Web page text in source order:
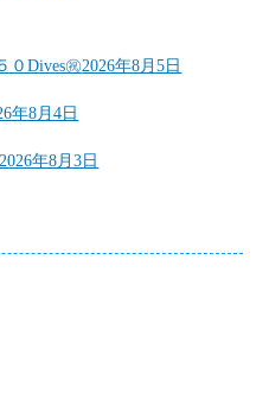
０Dives㊗2026年8月5日
年8月4日
2026年8月3日